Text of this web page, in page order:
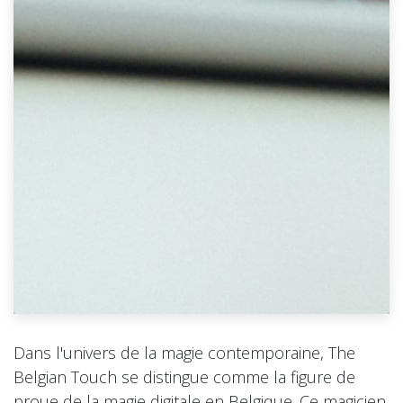
Dans l'univers de la magie contemporaine, The
Belgian Touch se distingue comme la figure de